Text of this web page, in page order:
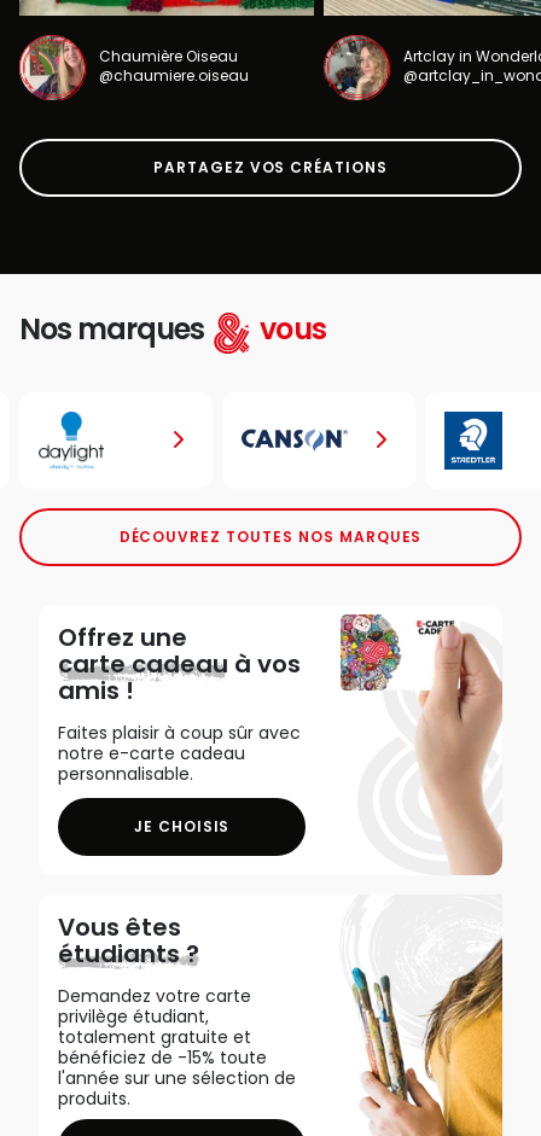
Chaumière Oiseau
@chaumiere.oiseau
Artclay in
PARTAGEZ VOS CRÉATIONS
Nos marques vous
DÉCOUVREZ TOUTES NOS MARQUES
Offrez une
carte cadeau à vos
amis !
Faites plaisir à coup sûr avec
notre e-carte cadeau
personnalisable.
JE CHOISIS
Vous êtes
étudiants ?
Demandez votre carte
privilège étudiant,
totalement gratuite et
bénéficiez de -15% toute
l'année sur une sélection de
produits.